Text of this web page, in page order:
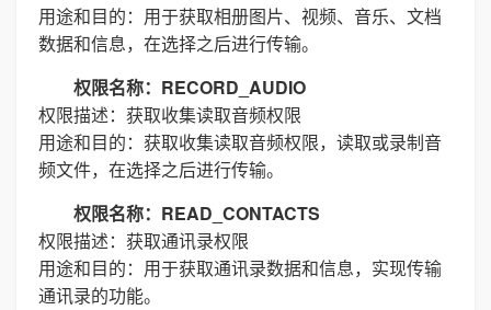
用途和目的：用于获取相册图片、视频、音乐、文档
数据和信息，在选择之后进行传输。
权限名称：RECORD_AUDIO
权限描述：获取收集读取音频权限
用途和目的：获取收集读取音频权限，读取或录制音
频文件，在选择之后进行传输。
权限名称：READ_CONTACTS
权限描述：获取通讯录权限
用途和目的：用于获取通讯录数据和信息，实现传输
通讯录的功能。